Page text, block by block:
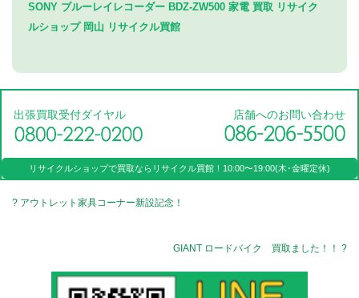
SONY ブルーレイレコーダー BDZ-ZW500 家電 買取 リサイク
ルショップ 岡山 リサイクル買館
出張買取受付ダイヤル 店舗へのお問い合わせ
リサイクルショップで買取なら リサイクル買館！ 10:00〜19:00(木･金曜定休)
? アウトレット家具コーナー新設記念！
GIANT ロードバイク 買取ました！！ ?